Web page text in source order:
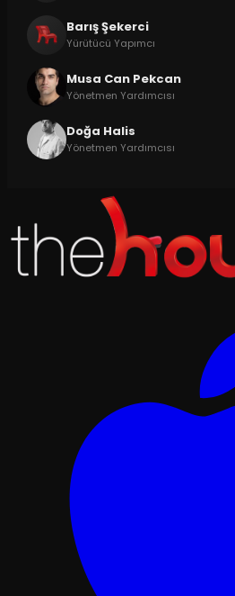
Barış Şekerci
Yürütücü Yapımcı
Musa Can Pekcan
Yönetmen Yardımcısı
Doğa Halis
Yönetmen Yardımcısı